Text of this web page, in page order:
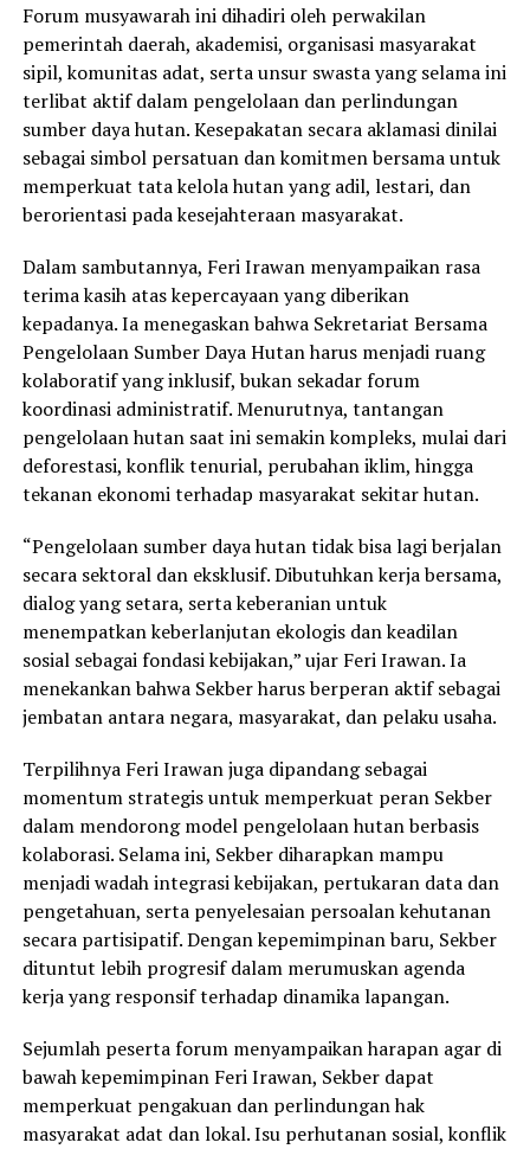
Forum musyawarah ini dihadiri oleh perwakilan
pemerintah daerah, akademisi, organisasi masyarakat
sipil, komunitas adat, serta unsur swasta yang selama ini
terlibat aktif dalam pengelolaan dan perlindungan
sumber daya hutan. Kesepakatan secara aklamasi dinilai
sebagai simbol persatuan dan komitmen bersama untuk
memperkuat tata kelola hutan yang adil, lestari, dan
berorientasi pada kesejahteraan masyarakat.
Dalam sambutannya, Feri Irawan menyampaikan rasa
terima kasih atas kepercayaan yang diberikan
kepadanya. Ia menegaskan bahwa Sekretariat Bersama
Pengelolaan Sumber Daya Hutan harus menjadi ruang
kolaboratif yang inklusif, bukan sekadar forum
koordinasi administratif. Menurutnya, tantangan
pengelolaan hutan saat ini semakin kompleks, mulai dari
deforestasi, konflik tenurial, perubahan iklim, hingga
tekanan ekonomi terhadap masyarakat sekitar hutan.
“Pengelolaan sumber daya hutan tidak bisa lagi berjalan
secara sektoral dan eksklusif. Dibutuhkan kerja bersama,
dialog yang setara, serta keberanian untuk
menempatkan keberlanjutan ekologis dan keadilan
sosial sebagai fondasi kebijakan,” ujar Feri Irawan. Ia
menekankan bahwa Sekber harus berperan aktif sebagai
jembatan antara negara, masyarakat, dan pelaku usaha.
Terpilihnya Feri Irawan juga dipandang sebagai
momentum strategis untuk memperkuat peran Sekber
dalam mendorong model pengelolaan hutan berbasis
kolaborasi. Selama ini, Sekber diharapkan mampu
menjadi wadah integrasi kebijakan, pertukaran data dan
pengetahuan, serta penyelesaian persoalan kehutanan
secara partisipatif. Dengan kepemimpinan baru, Sekber
dituntut lebih progresif dalam merumuskan agenda
kerja yang responsif terhadap dinamika lapangan.
Sejumlah peserta forum menyampaikan harapan agar di
bawah kepemimpinan Feri Irawan, Sekber dapat
memperkuat pengakuan dan perlindungan hak
masyarakat adat dan lokal. Isu perhutanan sosial, konflik